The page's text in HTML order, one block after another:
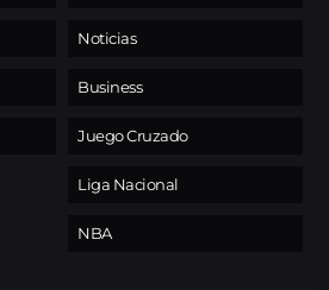
Noticias
Business
Juego Cruzado
Liga Nacional
NBA